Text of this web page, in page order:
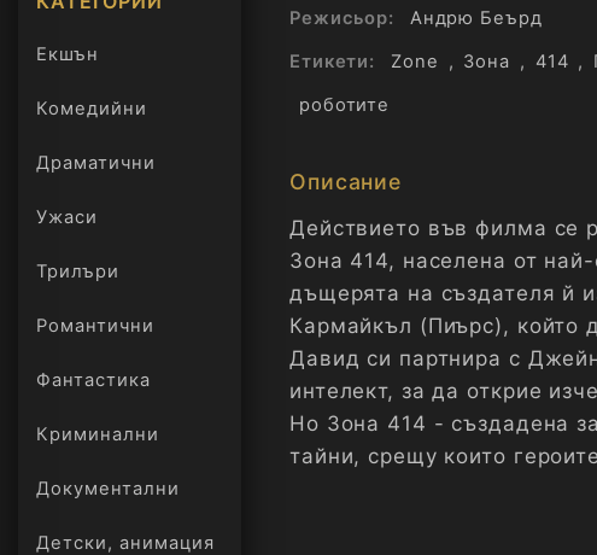
Екшън
Комедийни
Драматични
Ужаси
Трилъри
онлайн
Романтични
Фантастика
Криминални
Документални
Детски, анимация
Режисьор:
Андрю Беърд
Етикети:
Zone , Зона , 414 ,
роботите
Описание
Действието във филма се
Зона 414, населена от
дъщерята на създателя й
Кармайкъл (Пиърс), който
Давид си партнира с
интелект, за да открие
Но Зона 414 - създадена
тайни, срещу които